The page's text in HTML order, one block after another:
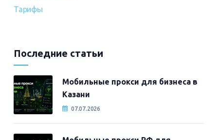
Тарифы
Последние статьи
Мобильные прокси для бизнеса в
Казани
07.07.2026